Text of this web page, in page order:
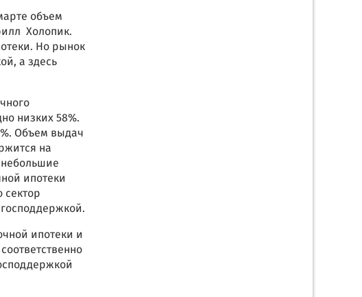
объем
Холопик.
Но рынок
а здесь
низких 58%.
Объем выдач
на
небольшие
ипотеки
ипотеки и